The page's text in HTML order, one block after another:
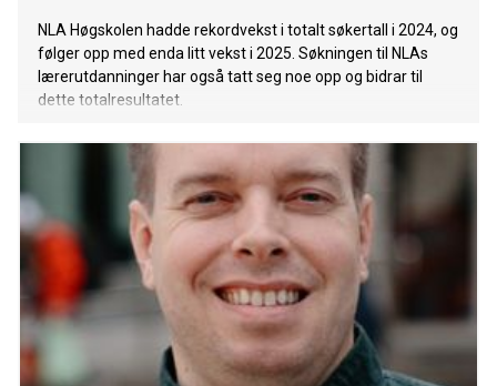
NLA Høgskolen hadde rekordvekst i totalt søkertall i 2024, og
følger opp med enda litt vekst i 2025. Søkningen til NLAs
lærerutdanninger har også tatt seg noe opp og bidrar til
dette totalresultatet.